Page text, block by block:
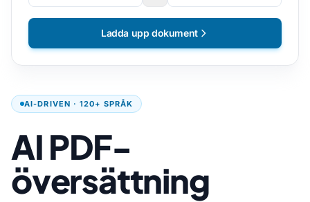
AI-DRIVEN · 120+ SPRÅK
AI PDF-
översättning
Ladda upp dokument